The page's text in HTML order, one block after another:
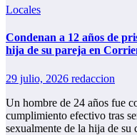
Locales
Condenan a 12 años de
hija de su pareja en
29 julio, 2026 redaccion
Un hombre de 24 años fue
cumplimiento efectivo tras
sexualmente de la hija de